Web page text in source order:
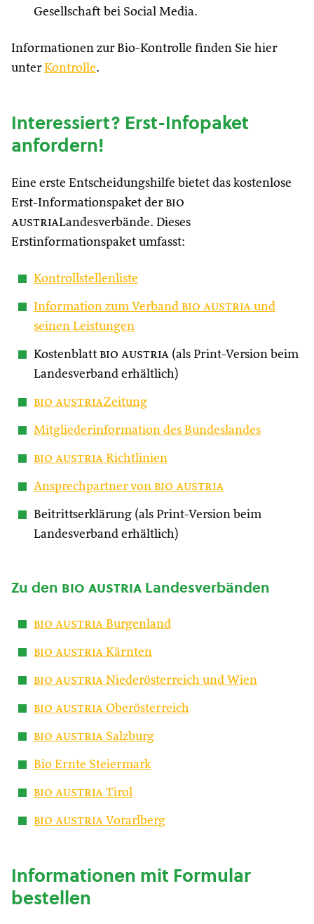
Gesellschaft bei Social Media.
Informationen zur Bio-Kontrolle finden Sie hier
unterKontrolle.
Interessiert? Erst-Infopaket
anfordern!
Eine erste Entscheidungshilfe bietet das kostenlose
Erst-Informationspaket der bio
austriaLandesverbände. Dieses
Erstinformationspaket umfasst:
Kontrollstellenliste
Information zum Verband bio austria und
seinen Leistungen
Kostenblatt bio austria (als Print-Version beim
Landesverband erhältlich)
bio austriaZeitung
Mitgliederinformation des Bundeslandes
bio austria Richtlinien
Ansprechpartner von bio austria
Beitrittserklärung (als Print-Version beim
Landesverband erhältlich)
Zu den bio austria Landesverbänden
bio austria Burgenland
bio austria Kärnten
bio austria Niederösterreich und Wien
bio austria Oberösterreich
bio austria Salzburg
Bio Ernte Steiermark
bio austria Tirol
bio austria Vorarlberg
Informationen mit Formular
bestellen